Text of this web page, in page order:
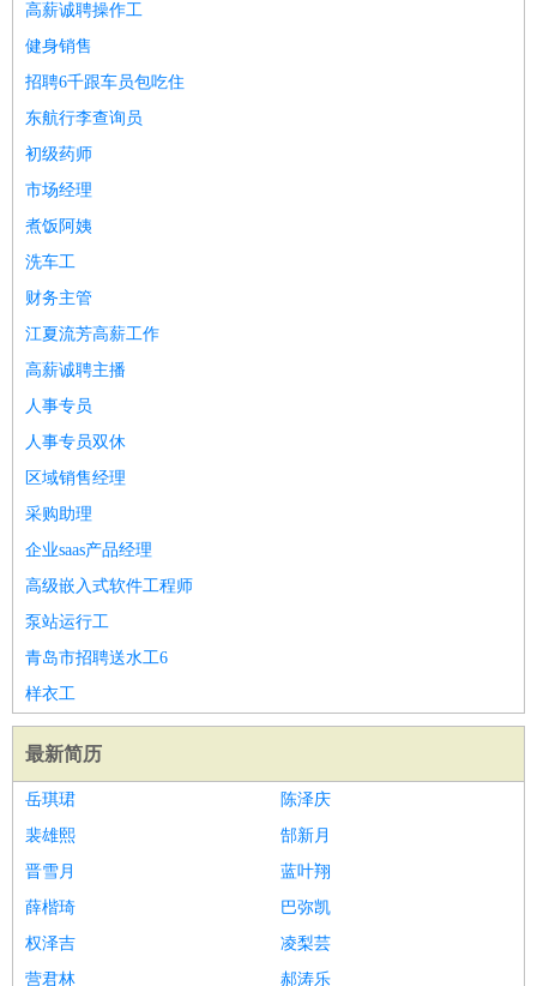
高薪诚聘操作工
健身销售
招聘6千跟车员包吃住
东航行李查询员
初级药师
市场经理
煮饭阿姨
洗车工
财务主管
江夏流芳高薪工作
高薪诚聘主播
人事专员
人事专员双休
区域销售经理
采购助理
企业saas产品经理
高级嵌入式软件工程师
泵站运行工
青岛市招聘送水工6
样衣工
最新简历
岳琪珺
陈泽庆
裴雄熙
郜新月
晋雪月
蓝叶翔
薛楷琦
巴弥凯
权泽吉
凌梨芸
营君林
郝涛乐